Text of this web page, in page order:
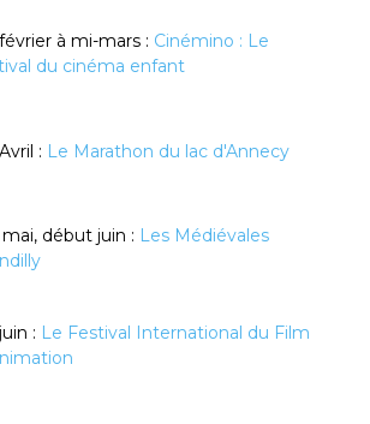
à mi-mars : Cinémino : Le
du cinéma enfant
: Le Marathon du lac d'Annecy
mai, début juin : Les Médiévales
: Le Festival International du Film